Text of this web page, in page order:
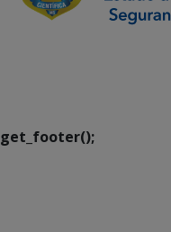
get_footer();